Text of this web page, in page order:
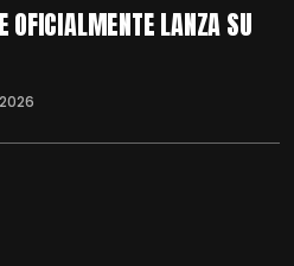
OFICIALMENTE LANZA SU